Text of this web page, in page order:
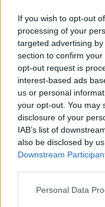
If you wish to opt-out
processing of your
targeted advertising
section to confirm
opt-out request is
interest-based ads
us or personal
your opt-out. You may
disclosure of your
IAB’s list of
also be disclosed by
Downstream
Personal Data
από
Μαθητές και
όνειρά τους να
και η
αντικαθιστούν
φιλοδοξίες τους.